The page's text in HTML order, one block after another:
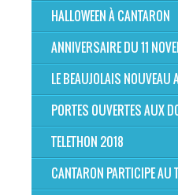
HALLOWEEN À CANTARON
ANNIVERSAIRE DU 11
LE BEAUJOLAIS NOUVEAU
PORTES OUVERTES AUX
TELETHON 2018
CANTARON PARTICIPE AU